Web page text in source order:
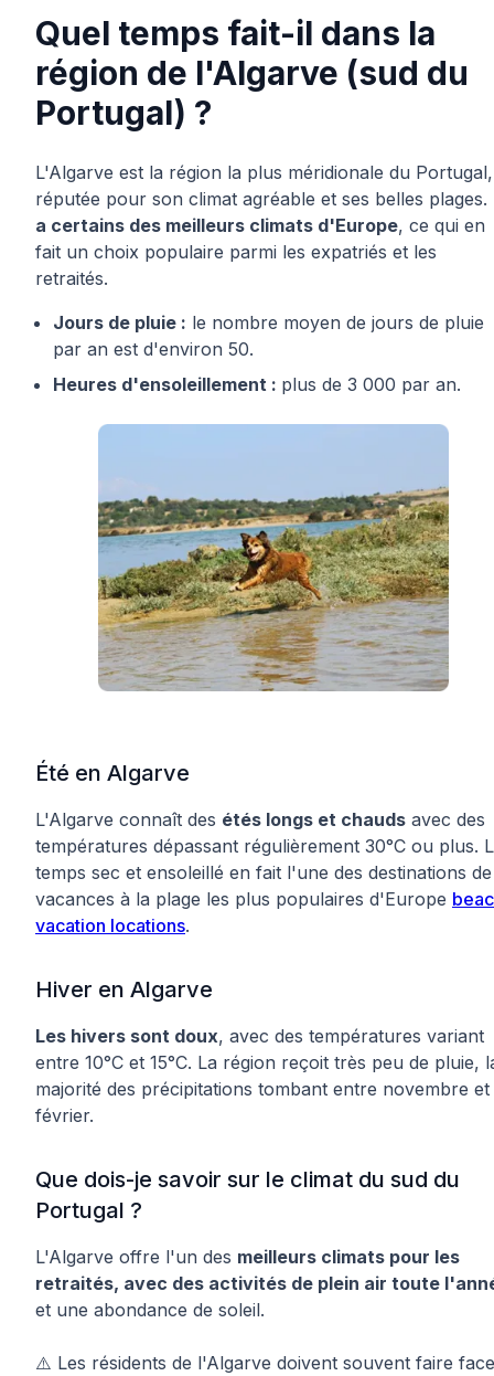
Quel temps fait-il dans la
région de l'Algarve (sud du
Portugal) ?
L'Algarve est la région la plus méridionale du Portugal,
réputée pour son climat agréable et ses belles plages.
a certains des meilleurs climats d'Europe, ce qui en
fait un choix populaire parmi les expatriés et les
retraités.
Jours de pluie : le nombre moyen de jours de pluie
par an est d'environ 50.
Heures d'ensoleillement : plus de 3 000 par an.
Été en Algarve
L'Algarve connaît des étés longs et chauds avec des
températures dépassant régulièrement 30°C ou plus.
temps sec et ensoleillé en fait l'une des destinations de
vacances à la plage les plus populaires d'Europe
vacation locations.
Hiver en Algarve
Les hivers sont doux, avec des températures variant
entre 10°C et 15°C. La région reçoit très peu de pluie,
majorité des précipitations tombant entre novembre et
février.
Que dois-je savoir sur le climat du sud du
Portugal ?
L'Algarve offre l'un des meilleurs climats pour les
retraités, avec des activités de plein air toute
et une abondance de soleil.
⚠️ Les résidents de l'Algarve doivent souvent faire face